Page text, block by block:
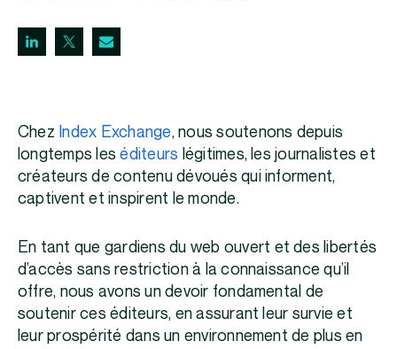
Chez Index Exchange, nous soutenons depuis
longtemps leséditeurs légitimes, les journalistes et
créateurs de contenu dévoués qui informent,
captivent et inspirent le monde.
En tant que gardiens du web ouvert et des libertés
d’accès sans restriction à la connaissance qu’il
offre, nous avons un devoir fondamental de
soutenir ces éditeurs, en assurant leur survie et
leur prospérité dans un environnement de plus en